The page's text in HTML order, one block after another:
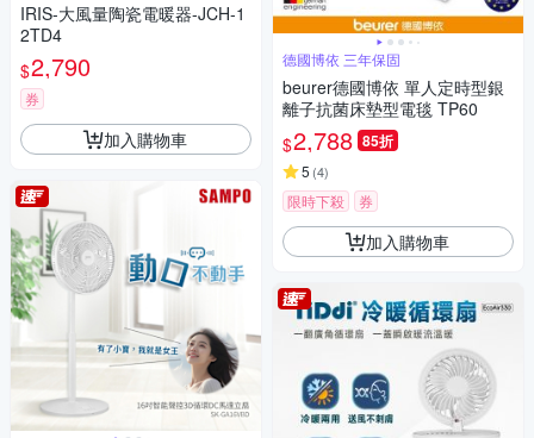
IRIS-大風量陶瓷電暖器-JCH-1
2TD4
$2,790
券
加入購物車
德國博依 三年保固
beurer德國博依 單人定時型銀
離子抗菌床墊型電毯 TP60
$2,788 85折
5 (4)
限時下殺 券
加入購物車